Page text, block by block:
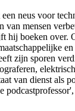
neus voor
van mensen
hij boeken over.
zijn sporen
van dienst als